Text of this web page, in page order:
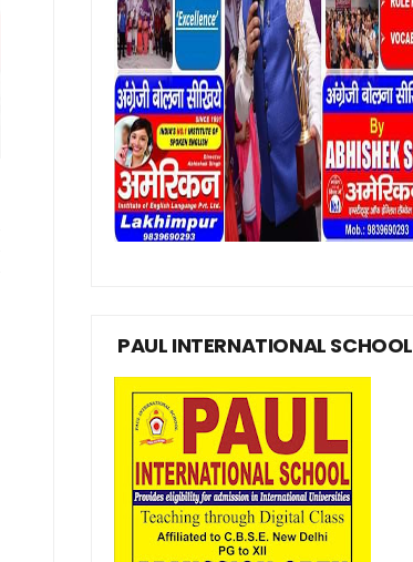
PAUL INTERNATIONAL SCHOOL